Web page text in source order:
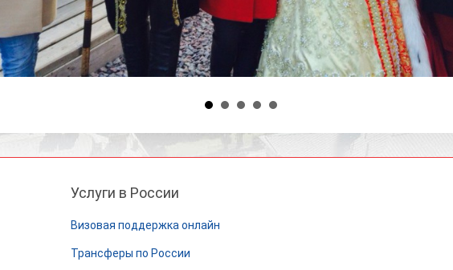
Услуги в России
Визовая поддержка онлайн
Трансферы по России